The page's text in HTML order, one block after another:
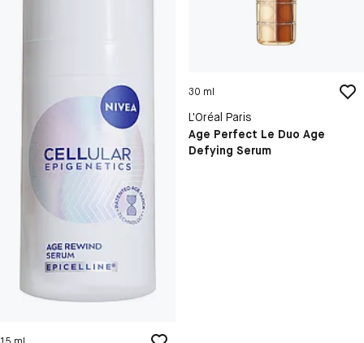
30 ml
L'Oréal Paris
Age Perfect Le Duo Age
Defying Serum